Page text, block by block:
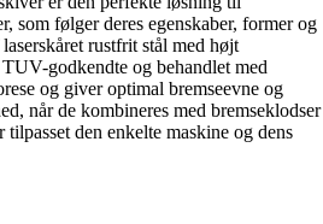
som følger deres egenskaber, former og
rustfrit stål med højt
godkendte og behandlet med
og giver optimal bremseevne og
når de kombineres med bremseklodser
den enkelte maskine og dens